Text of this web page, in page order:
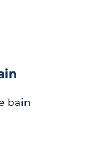
des espaces
Les résidents
sécurisé et d'un
et une
garantissant
bain